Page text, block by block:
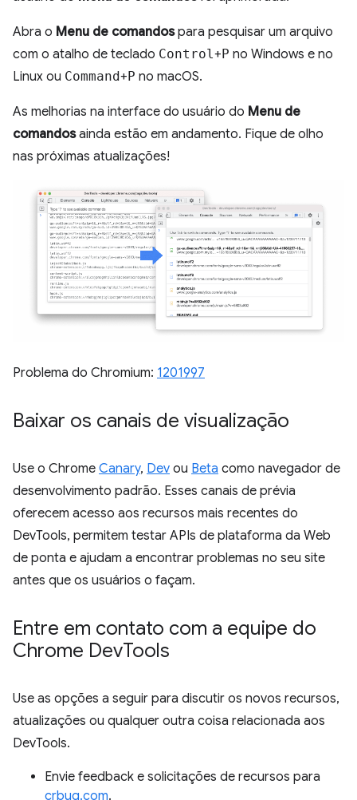
Abra o Menu de comandospara pesquisar um arquivo
com o atalho de teclado Control +P no Windows e no
Linux ou Command+P no macOS.
As melhorias na interface do usuário do Menu de
comandosainda estão em andamento. Fique de olho
nas próximas atualizações!
Problema do Chromium: 1201997
Baixar os canais de visualização
Use o Chrome Canary, Dev ou Beta como navegador de
desenvolvimento padrão. Esses canais de prévia
oferecem acesso aos recursos mais recentes do
DevTools, permitem testar APIs de plataforma da Web
de ponta e ajudam a encontrar problemas no seu site
antes que os usuários o façam.
Entre em contato com a equipe do
Chrome DevTools
Use as opções a seguir para discutir os novos recursos,
atualizações ou qualquer outra coisa relacionada aos
DevTools.
Envie feedback e solicitações de recursos para
crbug.com.